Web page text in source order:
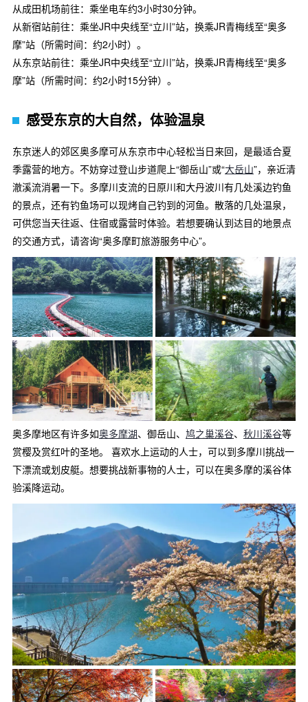
从成田机场前往：乘坐电车约3小时30分钟。
从新宿站前往：乘坐JR中央线至“立川”站，换乘JR青梅线至“奥多
摩”站（所需时间：约2小时）。
从东京站前往：乘坐JR中央线至“立川”站，换乘JR青梅线至“奥多
摩”站（所需时间：约2小时15分钟）。
感受东京的大自然，体验温泉
东京迷人的郊区奥多摩可从东京市中心轻松当日来回，是最适合夏
季露营的地方。不妨穿过登山步道爬上“御岳山”或“大岳山”，亲近清
澈溪流消暑一下。多摩川支流的日原川和大丹波川有几处溪边钓鱼
的景点，还有钓鱼场可以现烤自己钓到的河鱼。散落的几处温泉，
可供您当天往返、住宿或露营时体验。若想要确认到达目的地景点
的交通方式，请咨询“奥多摩町旅游服务中心”。
奥多摩地区有许多如奥多摩湖、御岳山、 鸠之巢溪谷、 秋川溪谷等
赏樱及赏红叶的圣地。 喜欢水上运动的人士，可以到多摩川挑战一
下漂流或划皮艇。想要挑战新事物的人士，可以在奥多摩的溪谷体
验溪降运动。